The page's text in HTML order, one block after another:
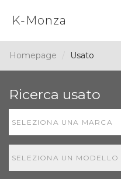
K-Monza
Homepage Usato
Ricerca usato
SELEZIONA UNA MARCA
SELEZIONA UN MODELLO